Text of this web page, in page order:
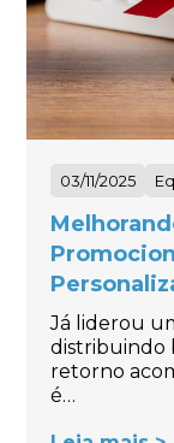
03/11/2025
Já liderou
distribuindo
retorno
é…